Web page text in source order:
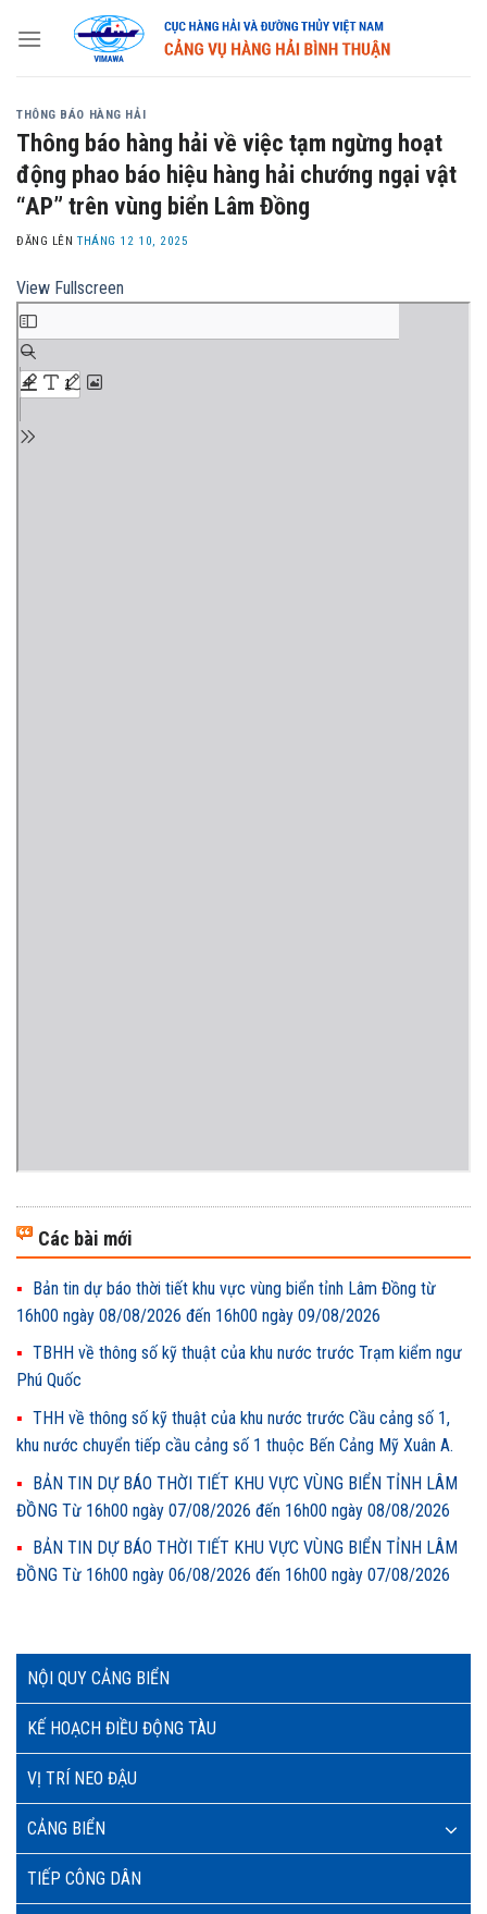
NỘI QUY CẢNG BIỂN
KẾ HOẠCH ĐIỀU ĐỘNG TÀU
VỊ TRÍ NEO ĐẬU
CẢNG BIỂN
TIẾP CÔNG DÂN
THÔNG BÁO HÀNG HẢI
Thông báo hàng hải về việc tạm ngừng hoạt
động phao báo hiệu hàng hải chướng ngại vật
“AP” trên vùng biển Lâm Đồng
ĐĂNG LÊNTHÁNG 12 10, 2025
View Fullscreen
Các bài mới
Bản tin dự báo thời tiết khu vực vùng biển tỉnh Lâm Đồng từ
16h00 ngày 08/08/2026 đến 16h00 ngày 09/08/2026
TBHH về thông số kỹ thuật của khu nước trước Trạm kiểm ngư
Phú Quốc
THH về thông số kỹ thuật của khu nước trước Cầu cảng số 1,
khu nước chuyển tiếp cầu cảng số 1 thuộc Bến Cảng Mỹ Xuân A.
BẢN TIN DỰ BÁO THỜI TIẾT KHU VỰC VÙNG BIỂN TỈNH LÂM
ĐỒNG Từ 16h00 ngày 07/08/2026 đến 16h00 ngày 08/08/2026
BẢN TIN DỰ BÁO THỜI TIẾT KHU VỰC VÙNG BIỂN TỈNH LÂM
ĐỒNG Từ 16h00 ngày 06/08/2026 đến 16h00 ngày 07/08/2026